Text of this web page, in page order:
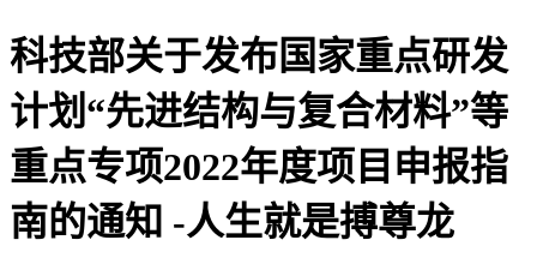
科技部关于发布国家重点研发
计划“先进结构与复合材料”等
重点专项2022年度项目申报指
南的通知 -人生就是搏尊龙